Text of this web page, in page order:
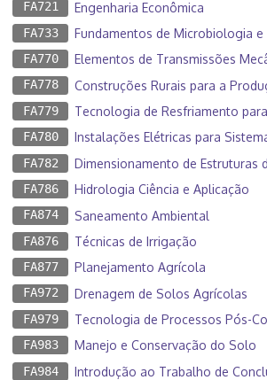
FA721 Engenharia Econômica
FA733 Fundamentos de Microbiologia e
FA770 Elementos de Transmissões
FA778 Construções Rurais para a
FA779 Tecnologia de Resfriamento para
FA780 Instalações Elétricas para
FA782 Dimensionamento de Estruturas
FA786 Hidrologia Ciência e Aplicação
FA874 Saneamento Ambiental
FA876 Técnicas de Irrigação
FA877 Planejamento Agrícola
FA972 Drenagem de Solos Agrícolas
FA979 Tecnologia de Processos Pós-
FA983 Manejo e Conservação do Solo
FA984 Introdução ao Trabalho de